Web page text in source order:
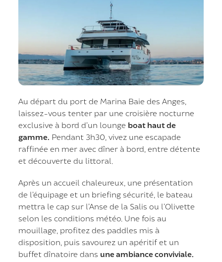
Au départ du port de Marina Baie des Anges,
laissez-vous tenter par une croisière nocturne
exclusive à bord d’un lounge boat haut de
gamme. Pendant 3h30, vivez une escapade
raffinée en mer avec dîner à bord, entre détente
et découverte du littoral.
Après un accueil chaleureux, une présentation
de l’équipage et un briefing sécurité, le bateau
mettra le cap sur l’Anse de la Salis ou l’Olivette
selon les conditions météo. Une fois au
mouillage, profitez des paddles mis à
disposition, puis savourez un apéritif et un
buffet dînatoire dans une ambiance conviviale.